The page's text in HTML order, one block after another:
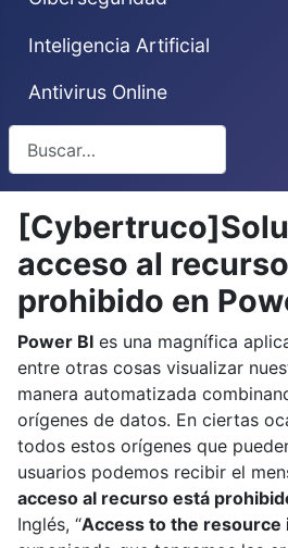
Inteligencia Artificial
Antivirus Online
acceso al
prohibido en
Power BI es una magnífica
entre otras cosas visualizar
manera automatizada
orígenes de datos. En ciertas
todos estos orígenes que
usuarios podemos recibir el
acceso al recurso está
Inglés, “Access to the resource